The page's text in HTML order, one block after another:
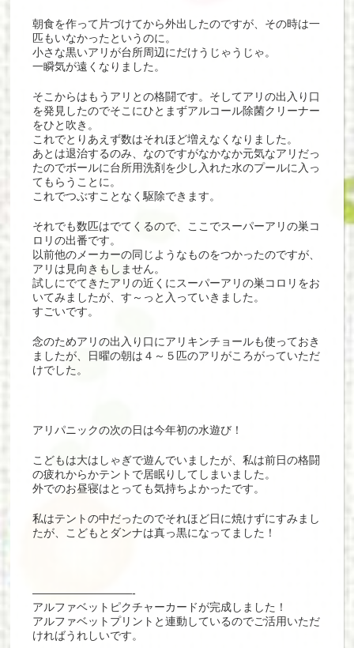
朝食を作って片づけてから外出したのですが、その時は一
匹もいなかったというのに。
小さな黒いアリが台所周辺にだけうじゃうじゃ。
一瞬気が遠くなりました。
そこからはもうアリとの格闘です。そしてアリの出入り口
を発見したのでそこにひとまずアルコール除菌クリーナー
をひと吹き。
これでとりあえず数はそれほど増えなくなりました。
あとは退治するのみ、なのですがなかなか元気なアリだっ
たのでボールに台所用洗剤を少し入れた水のプールに入っ
てもらうことに。
これでつぶすことなく駆除できます。
それでも数匹はでてくるので、ここでスーパーアリの巣コ
ロリの出番です。
以前他のメーカーの同じようなものをつかったのですが、
アリは見向きもしません。
試しにでてきたアリの近くにスーパーアリの巣コロリをお
いてみましたが、す～っと入っていきました。
すごいです。
念のためアリの出入り口にアリキンチョールも使っておき
ましたが、日曜の朝は４～５匹のアリがころがっていただ
けでした。
アリパニックの次の日は今年初の水遊び！
こどもは大はしゃぎで遊んでいましたが、私は前日の格闘
の疲れからかテントで居眠りしてしまいました。
外でのお昼寝はとっても気持ちよかったです。
私はテントの中だったのでそれほど日に焼けずにすみまし
たが、こどもとダンナは真っ黒になってました！
—————————-
アルファベットピクチャーカードが完成しました！
アルファベットプリントと連動しているのでご活用いただ
ければうれしいです。